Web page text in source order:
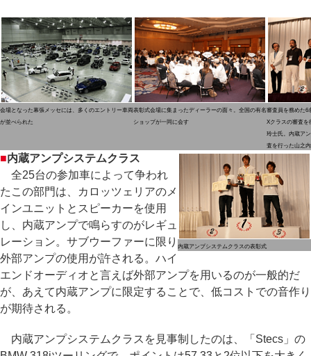
会場となった幕張メッセには、多くのエントリー車両
が並べられた
表彰式会場に集まったディーラーの面々。全国の有名
ショップが一同に会す
審査員を務めた6
Xクラスの審査を
玲士氏。内蔵ア
査を行った山之
内蔵アンプシステムクラスの表彰式
■内蔵アンプシステムクラス
全25台の参加車によって争われ
たこの部門は、カロッツェリアのメ
インユニットとスピーカーを使用
し、内蔵アンプで鳴らすのがレギュ
レーション。サブウーファーに限り
外部アンプの使用が許される。ハイ
エンドオーディオと言えば外部アンプを用いるのが一般的だ
が、あえて内蔵アンプに限定することで、低コストでの音作り
が期待される。
内蔵アンプシステムクラスを見事制したのは、「Stecs」の